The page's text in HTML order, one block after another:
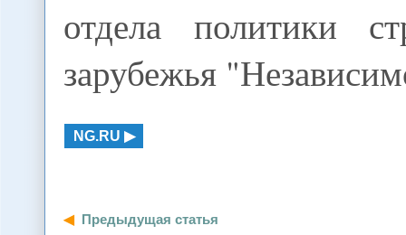
отдела политики
зарубежья
NG.RU
Предыдущая статья